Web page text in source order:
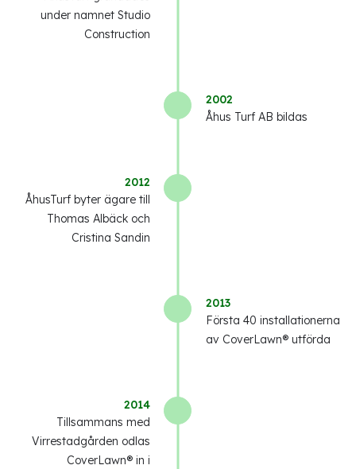
under namnet Studio
Construction
2002
Åhus Turf AB bildas
2012
ÅhusTurf byter ägare till
Thomas Albäck och
Cristina Sandin
2013
Första 40 installationerna
av CoverLawn® utförda
2014
Tillsammans med
Virrestadgården odlas
CoverLawn® in i